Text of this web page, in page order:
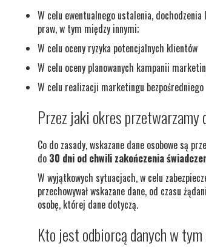
W celu ewentualnego ustalenia,
praw, w tym między innymi;
W celu oceny ryzyka potencjalnych klientów
W celu oceny planowanych kampanii
W celu realizacji marketingu bezpośredniego
Przez jaki okres przetwarzamy
Co do zasady, wskazane dane osobowe są
do 30 dni od chwili zakończenia
W wyjątkowych sytuacjach, w celu
przechowywał wskazane dane, od czasu
osobę, której dane dotyczą.
Kto jest odbiorcą danych w